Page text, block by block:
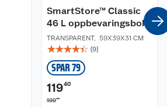
SmartStore™ Classic
46 L oppbevaringsboks
TRANSPARENT, 59X39X31 CM
☆☆☆☆☆ (9)
SPAR 79
11940
19900